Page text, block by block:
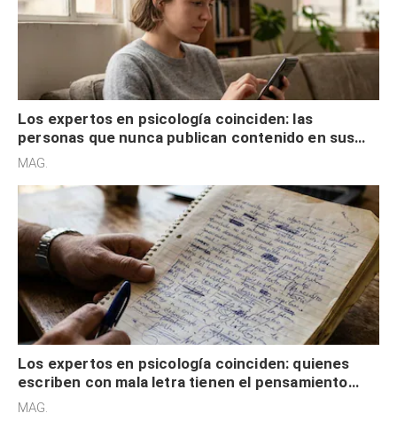
Los expertos en psicología coinciden: las
personas que nunca publican contenido en sus
redes sociales no pretenden buscar validación
MAG.
Los expertos en psicología coinciden: quienes
escriben con mala letra tienen el pensamiento
acelerado y no lo hacen por desinterés
MAG.